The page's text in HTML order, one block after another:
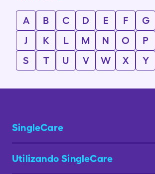
A B C D E F G
J
K L M N O P
S
T U V W X Y
SingleCare
Utilizando SingleCare